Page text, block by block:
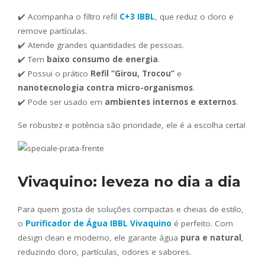
✔️ Acompanha o filtro refil C+3 IBBL, que reduz o cloro e
remove partículas.
✔️ Atende grandes quantidades de pessoas.
✔️ Tem baixo consumo de energia.
✔️ Possui o prático Refil “Girou, Trocou” e
nanotecnologia contra micro-organismos.
✔️ Pode ser usado em ambientes internos e externos.
Se robustez e potência são prioridade, ele é a escolha certa!
Vivaquino: leveza no dia a dia
Para quem gosta de soluções compactas e cheias de estilo,
o Purificador de Água IBBL Vivaquino é perfeito. Com
design clean e moderno, ele garante água pura e natural ,
reduzindo cloro, partículas, odores e sabores.